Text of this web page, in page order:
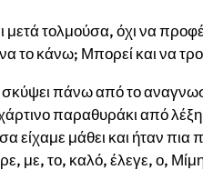
μετά τολμούσα, όχι να
να το κάνω; Μπορεί και να
σκύψει πάνω από το
παραθυράκι από
είχαμε μάθει και ήταν
με, το, καλό, έλεγε, ο,